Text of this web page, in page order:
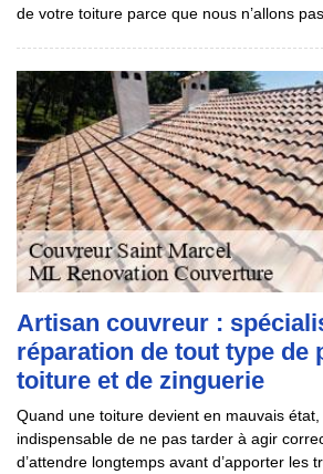
de votre toiture parce que nous n’allons
Artisan couvreur :
réparation de tout type de
toiture et de zinguerie
Quand une toiture devient en mauvais
indispensable de ne pas tarder à agir
d’attendre longtemps avant d’apporter les